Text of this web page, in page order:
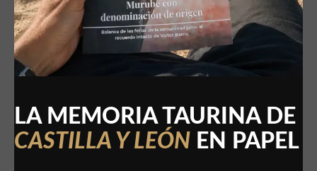
LA MEMORIA TAURINA DE
CASTILLA Y LEÓN EN PAPEL